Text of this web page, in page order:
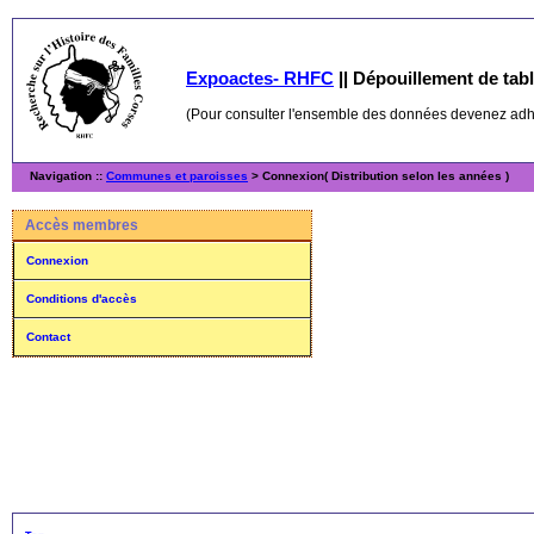
Expoactes- RHFC || Dépouillement de
(Pour consulter l'ensemble des données devenez
Navigation :: Communes et paroisses > Connexion( Distribution selon les années )
Accès membres
Connexion
Conditions d'accès
Contact